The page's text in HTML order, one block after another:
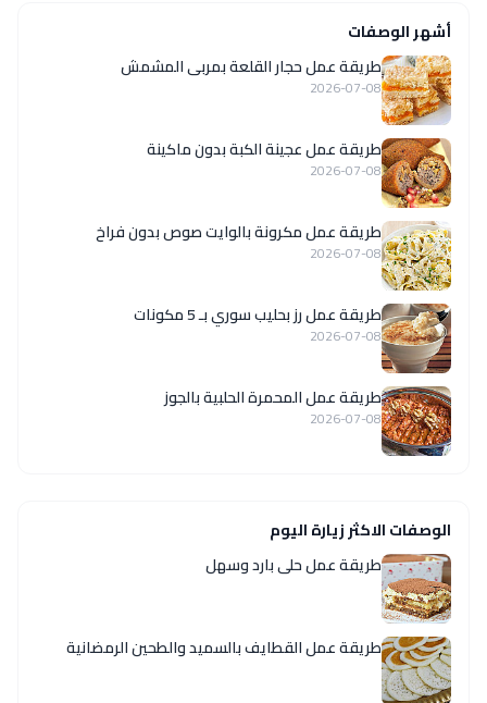
أشهر الوصفات
طريقة عمل حجار القلعة بمربى المشمش
2026-07-08
طريقة عمل عجينة الكبة بدون ماكينة
2026-07-08
طريقة عمل مكرونة بالوايت صوص بدون فراخ
2026-07-08
طريقة عمل رز بحليب سوري بـ 5 مكونات
2026-07-08
طريقة عمل المحمرة الحلبية بالجوز
2026-07-08
الوصفات الاكثر زيارة اليوم
طريقة عمل حلى بارد وسهل
طريقة عمل القطايف بالسميد والطحين الرمضانية